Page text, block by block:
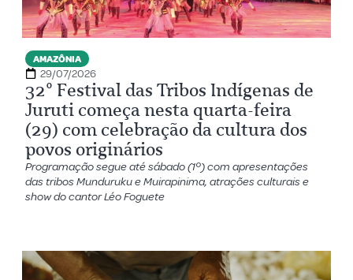
AMAZÔNIA
29/07/2026
32º Festival das Tribos Indígenas de
Juruti começa nesta quarta-feira
(29) com celebração da cultura dos
povos originários
Programação segue até sábado (1º) com apresentações
das tribos Munduruku e Muirapinima, atrações culturais e
show do cantor Léo Foguete